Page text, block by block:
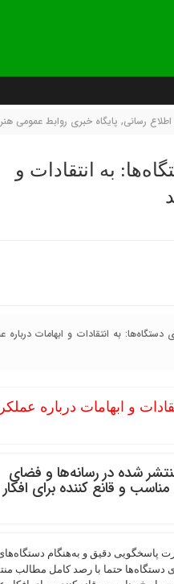
اطلاع رسانی, پایگاه خبری روابط عمومی
به انتقادات و
به انتقادات و ابهامات درباره
و ابهامات درباره
شده در رسانه‌ها و فضای
و قانع کننده برای افکار
پاسخگویی دقیق و به‌هنگام
دستگاه‌ها حتما با رصد کامل مطالب